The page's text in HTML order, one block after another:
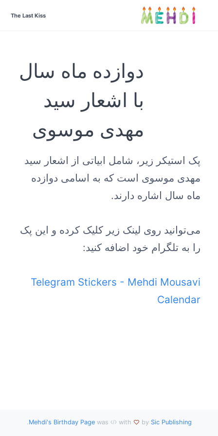
The Last Kiss
دوازده ماه سال
با اشعار سید
مهدی موسوی
پک استیکر زیر، شامل ابیاتی از اشعار سید
مهدی موسوی است که به اسامی دوازده
ماه سال اشاره دارند.
می‌توانید روی لینک زیر کلیک کرده و این پک
را به تلگرام خود اضافه کنید:
Telegram Stickers - Mehdi Mousavi
Calendar
Mehdi's Birthday Pagewas with by Sic Publishing
.